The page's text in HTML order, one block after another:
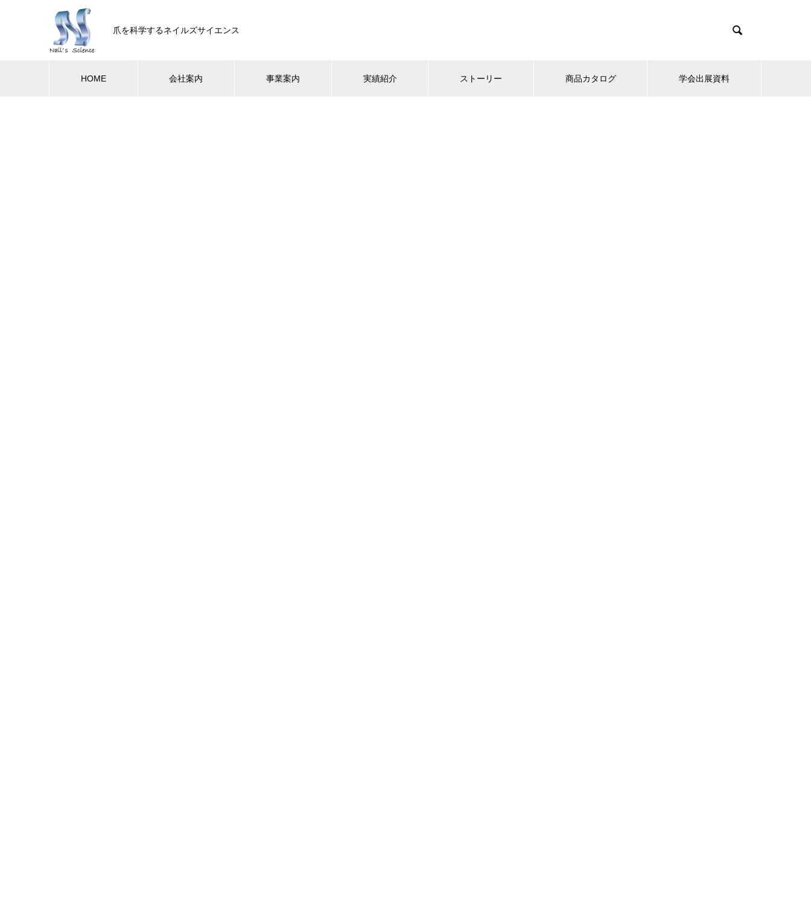
爪を科学するネイルズサイエンス 
HOME 会社案内 事業案内 実績紹介 ストーリー 商品カタログ 学会出展資料